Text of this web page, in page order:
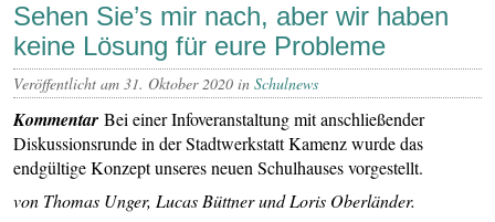
Sehen Sie’s mir nach, aber wir haben
keine Lösung für eure Probleme
Veröffentlicht am 31. Oktober 2020 in Schulnews
Kommentar Bei einer Infoveranstaltung mit anschließender
Diskussionsrunde in der Stadtwerkstatt Kamenz wurde das
endgültige Konzept unseres neuen Schulhauses vorgestellt.
von Thomas Unger, Lucas Büttner und Loris Oberländer.